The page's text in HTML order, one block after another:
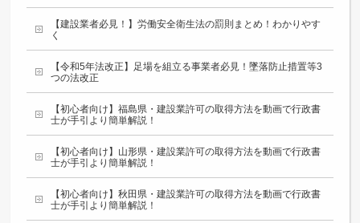
【建設業者必見！】労働安全衛生法の罰則まとめ！わかりやす
く
【令和5年法改正】足場を組立る事業者必見！墜落防止措置等3
つの法改正
【初心者向け】福島県・建設業許可の取得方法を動画で行政書
士が手引より簡単解説！
【初心者向け】山形県・建設業許可の取得方法を動画で行政書
士が手引より簡単解説！
【初心者向け】秋田県・建設業許可の取得方法を動画で行政書
士が手引より簡単解説！